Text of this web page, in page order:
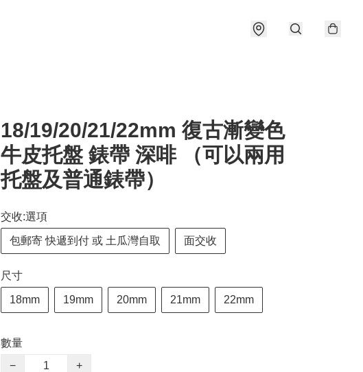
18/19/20/21/22mm 復古漸變色
牛皮托盤 錶帶 深啡 （可以兩用
托盤及普通錶帶）
交收:選項
包郵寄 快遞到付 或 土瓜灣自取 面交收
尺寸
18mm 19mm 20mm 21mm 22mm
數量
−
+